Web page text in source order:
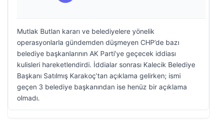
Mutlak Butlan kararı ve belediyelere yönelik
operasyonlarla gündemden düşmeyen CHP’de bazı
belediye başkanlarının AK Parti’ye geçecek iddiası
kulisleri hareketlendirdi. İddialar sonrası Kalecik Belediye
Başkanı Satılmış Karakoç’tan açıklama gelirken; ismi
geçen 3 belediye başkanından ise henüz bir açıklama
olmadı.